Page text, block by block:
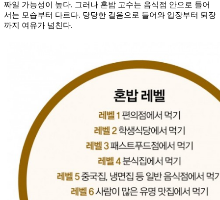
짜일 가능성이 높다. 그러나 혼밥 고수는 음식점 안으로 들어
서는 모습부터 다르다. 당당한 걸음으로 들어와 입장부터 퇴장
까지 여유가 넘친다.